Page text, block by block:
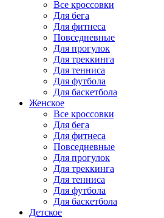
Все кроссовки
Для бега
Для фитнеса
Повседневные
Для прогулок
Для треккинга
Для тенниса
Для футбола
Для баскетбола
Женское
Все кроссовки
Для бега
Для фитнеса
Повседневные
Для прогулок
Для треккинга
Для тенниса
Для футбола
Для баскетбола
Детское